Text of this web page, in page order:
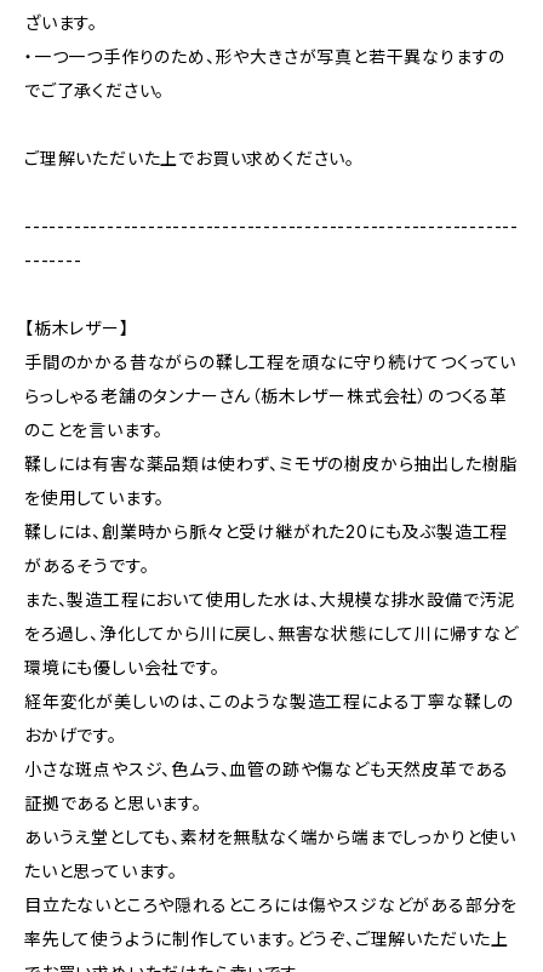
ざいます。
・一つ一つ手作りのため、形や大きさが写真と若干異なりますの
でご了承ください。
ご理解いただいた上でお買い求めください。
------------------------------------------------------------
-------
【栃木レザー】
手間のかかる昔ながらの鞣し工程を頑なに守り続けてつくってい
らっしゃる老舗のタンナーさん（栃木レザー株式会社）のつくる革
のことを言います。
鞣しには有害な薬品類は使わず、ミモザの樹皮から抽出した樹脂
を使用しています。
鞣しには、創業時から脈々と受け継がれた20にも及ぶ製造工程
があるそうです。
また、製造工程において使用した水は、大規模な排水設備で汚泥
をろ過し、浄化してから川に戻し、無害な状態にして川に帰すなど
環境にも優しい会社です。
経年変化が美しいのは、このような製造工程による丁寧な鞣しの
おかげです。
小さな斑点やスジ、色ムラ、血管の跡や傷なども天然皮革である
証拠であると思います。
あいうえ堂としても、素材を無駄なく端から端までしっかりと使い
たいと思っています。
目立たないところや隠れるところには傷やスジなどがある部分を
率先して使うように制作しています。どうぞ、ご理解いただいた上